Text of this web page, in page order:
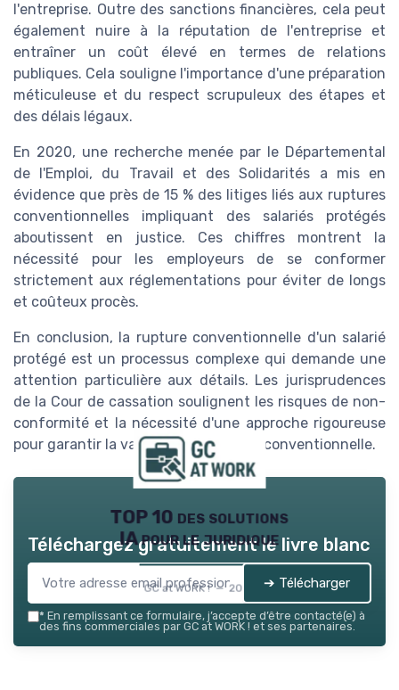
l'entreprise. Outre des sanctions financières, cela peut
également nuire à la réputation de l'entreprise et
entraîner un coût élevé en termes de relations
publiques. Cela souligne l'importance d'une préparation
méticuleuse et du respect scrupuleux des étapes et
des délais légaux.
En 2020, une recherche menée par le Départemental
de l'Emploi, du Travail et des Solidarités a mis en
évidence que près de 15 % des litiges liés aux ruptures
conventionnelles impliquant des salariés protégés
aboutissent en justice. Ces chiffres montrent la
nécessité pour les employeurs de se conformer
strictement aux réglementations pour éviter de longs
et coûteux procès.
En conclusion, la rupture conventionnelle d'un salarié
protégé est un processus complexe qui demande une
attention particulière aux détails. Les jurisprudences
de la Cour de cassation soulignent les risques de non-
conformité et la nécessité d'une approche rigoureuse
pour garantir la validité de la rupture conventionnelle.
TOP 10 des solutions
IA pour le juridique
GC at WORK ! — 2026
Téléchargez gratuitement le livre blanc
➔ Télécharger
* En remplissant ce formulaire, j’accepte d’être contacté(e) à
des fins commerciales par GC at WORK ! et ses partenaires.